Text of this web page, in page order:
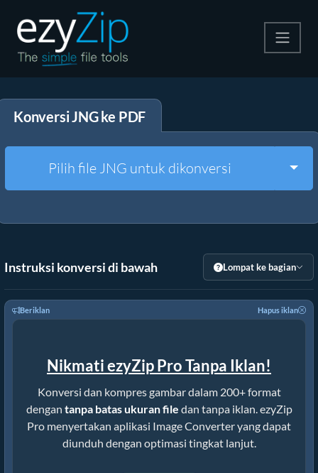
Ekstrak
Alat Lainnya
Konversi JNG ke PDF
Pilih file JNG untuk dikonversi
Instruksi konversi di bawah Lompat ke bagian
Beriklan Hapus iklan
Nikmati ezyZip Pro Tanpa Iklan!
Konversi dan kompres gambar dalam 200+ format
dengan tanpa batas ukuran file dan tanpa iklan. ezyZip
Pro menyertakan aplikasi Image Converter yang dapat
diunduh dengan optimasi tingkat lanjut.